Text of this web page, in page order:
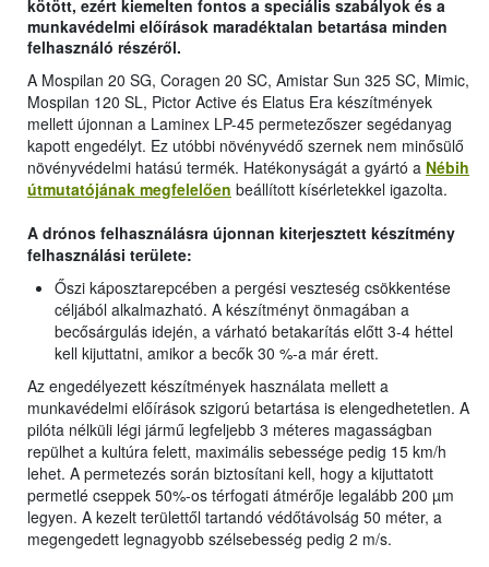
kötött, ezért kiemelten fontos a speciális szabályok és a
munkavédelmi előírások maradéktalan betartása minden
felhasználó részéről.
A Mospilan 20 SG, Coragen 20 SC, Amistar Sun 325 SC, Mimic,
Mospilan 120 SL, Pictor Active és Elatus Era készítmények
mellett újonnan a Laminex LP-45 permetezőszer segédanyag
kapott engedélyt. Ez utóbbi növényvédő szernek nem minősülő
növényvédelmi hatású termék. Hatékonyságát a gyártó a Nébih
útmutatójának megfelelően beállított kísérletekkel igazolta.
A drónos felhasználásra újonnan kiterjesztett készítmény
felhasználási területe:
Őszi káposztarepcében a pergési veszteség csökkentése
céljából alkalmazható. A készítményt önmagában a
becősárgulás idején, a várható betakarítás előtt 3-4 héttel
kell kijuttatni, amikor a becők 30 %-a már érett.
Az engedélyezett készítmények használata mellett a
munkavédelmi előírások szigorú betartása is elengedhetetlen. A
pilóta nélküli légi jármű legfeljebb 3 méteres magasságban
repülhet a kultúra felett, maximális sebessége pedig 15 km/h
lehet. A permetezés során biztosítani kell, hogy a kijuttatott
permetlé cseppek 50%-os térfogati átmérője legalább 200 µm
legyen. A kezelt területtől tartandó védőtávolság 50 méter, a
megengedett legnagyobb szélsebesség pedig 2 m/s.